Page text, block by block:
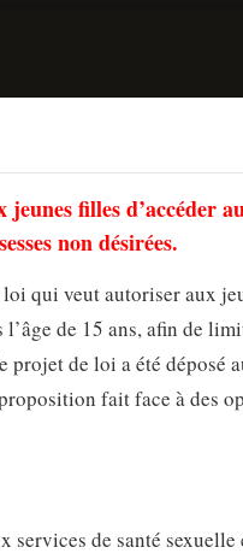
filles d’accéder
non désirées.
qui veut autoriser aux
de 15 ans, afin de
de loi a été déposé
fait face à des
services de santé